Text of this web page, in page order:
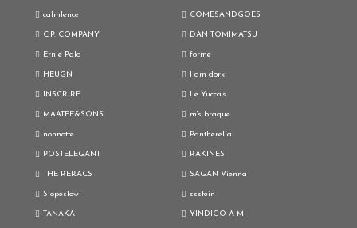
calmlence COMESANDGOES
C.P. COMPANY DAN TOMIMATSU
Ernie Palo forme
HEUGN I am dork
INSCRIRE Le Yucca's
MAATEE&SONS m's braque
nonnotte Pantherella
POSTELEGANT RAKINES
THE RERACS SAGAN Vienna
Slopeslow ssstein
TANAKA YINDIGO A M